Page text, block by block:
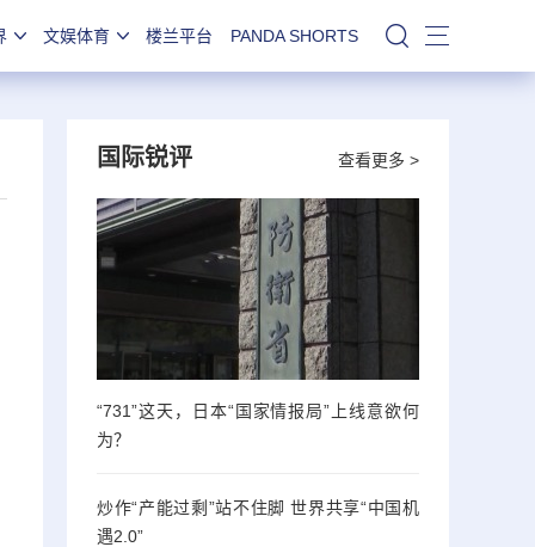
文娱体育 楼兰平台 PANDA SHORTS 站内搜索
查看更多 >
国际锐评
“731”这天，日本“国家情报局”上线意欲何
为？
炒作“产能过剩”站不住脚 世界共享“中国机
遇2.0”